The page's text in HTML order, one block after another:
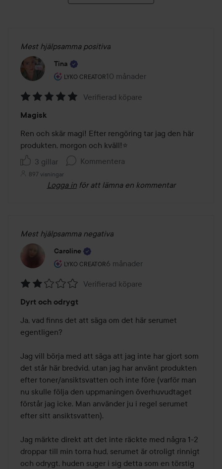
Mest hjälpsamma positiva
Tina
LYKO CREATOR
Användarens roll: Lyko Creator.
10 månader
Inlägget skapades 10 månader
5
av
5
Verifierad köpare
Magisk
Ren och skär magi! Efter rengöring tar jag den här
produkten, morgon och kväll!⭐️
3 gillar
Kommentera
897 visningar
Logga in för att lämna en kommentar
Mest hjälpsamma negativa
Caroline
LYKO CREATOR
Användarens roll: Lyko Creator.
6 månader
Inlägget skapades 6 månader
2
av
5
Verifierad köpare
Dyrt och odrygt
Ja, vad finns det att säga om det här serumet
egentligen?
Jag vill börja med att säga att jag inte har gjort som
det står här bredvid, utan jag har använt produkten
efter toner/ansiktsvatten och inte före (varför man
nu skulle följa den uppmaningen överhuvudtaget
förstår jag icke. Man använder ju i regel serumet
efter sitt ansiktsvatten).
Jag märkte direkt att det inte räckte med några 1-2
droppar till min torra hud, serumet är otroligt rinnigt
och odrygt, huden suger i sig detta som en törstig